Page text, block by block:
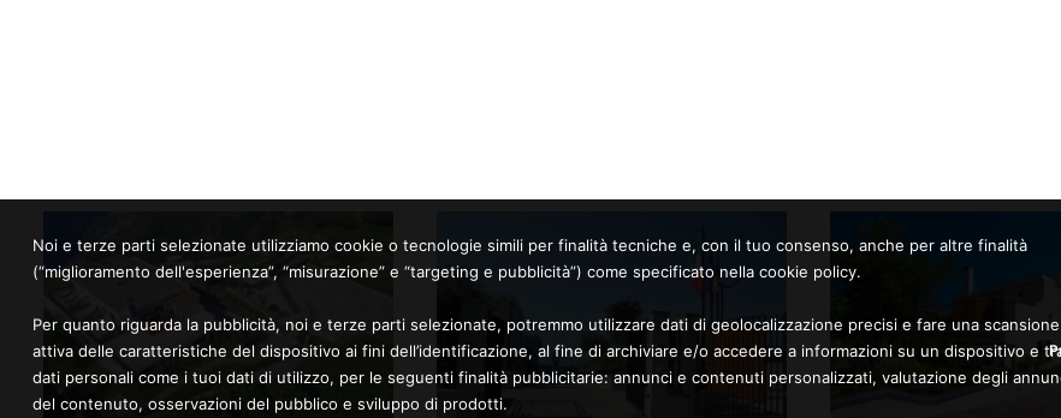
Noi e terze parti selezionate utilizziamo cookie o tecnologie simili per finalità tecniche e, con il tuo consenso, anche per altre finalità
(“miglioramento dell'esperienza”, “misurazione” e “targeting e pubblicità”) come specificato nella cookie policy.
Per quanto riguarda la pubblicità, noi e terze parti selezionate, potremmo utilizzare dati di geolocalizzazione precisi e fare una scansione
attiva delle caratteristiche del dispositivo ai fini dell’identificazione, al fine di archiviare e/o accedere a informazioni su un dispositivo e
dati personali come i tuoi dati di utilizzo, per le seguenti finalità pubblicitarie: annunci e contenuti personalizzati, valutazione degli
del contenuto, osservazioni del pubblico e sviluppo di prodotti.